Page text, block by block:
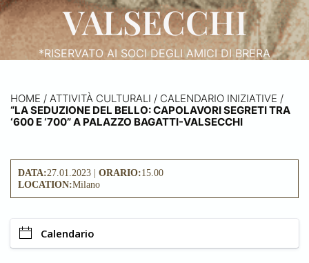
VALSECCHI
*RISERVATO AI SOCI DEGLI AMICI DI BRERA
HOME / ATTIVITÀ CULTURALI / CALENDARIO INIZIATIVE /
“LA SEDUZIONE DEL BELLO: CAPOLAVORI SEGRETI TRA
‘600 E ‘700” A PALAZZO BAGATTI-VALSECCHI
DATA:27.01.2023 | ORARIO:15.00
LOCATION:Milano
Calendario